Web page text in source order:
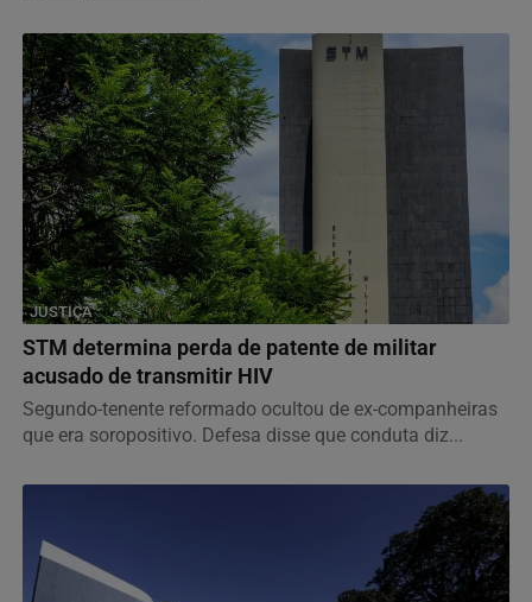
JUSTIÇA
STM determina perda de patente de militar
acusado de transmitir HIV
Segundo-tenente reformado ocultou de ex-companheiras
que era soropositivo. Defesa disse que conduta diz...